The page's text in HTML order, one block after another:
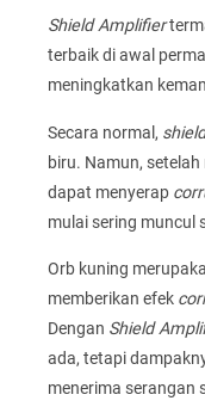
Shield Amplifier
terbaik di awal
meningkatkan
Secara normal, shield
biru. Namun, setelah
dapat menyerap
mulai sering muncul
Orb kuning
memberikan efek
Dengan Shield
ada, tetapi
menerima serangan